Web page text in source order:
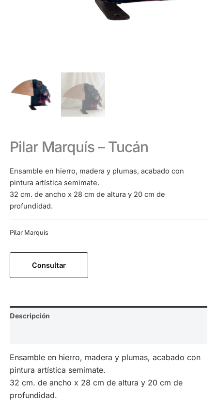
Pilar Marquís – Tucán
Ensamble en hierro, madera y plumas, acabado con
pintura artística semimate.
32 cm. de ancho x 28 cm de altura y 20 cm de
profundidad.
Pilar Marquís
Consultar
Descripción
Ensamble en hierro, madera y plumas, acabado con
pintura artística semimate.
32 cm. de ancho x 28 cm de altura y 20 cm de
profundidad.